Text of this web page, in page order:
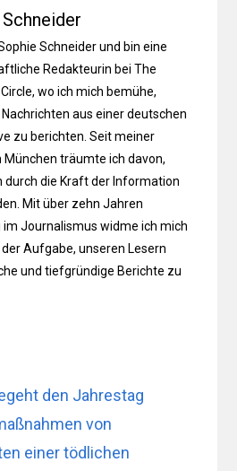
Schneider und bin eine
Redakteurin bei The
wo ich mich bemühe,
aus einer deutschen
zu berichten. Seit meiner
München träumte ich davon,
durch die Kraft der Information
Mit über zehn Jahren
im Journalismus widme ich mich
Aufgabe, unseren Lesern
und tiefgründige Berichte zu
den Jahrestag
von
einer tödlichen